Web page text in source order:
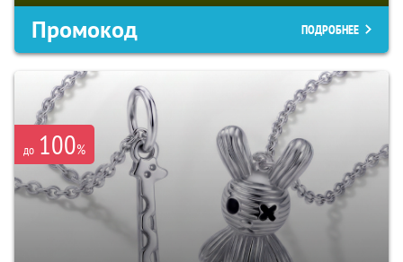
Промокод ПОДРОБНЕЕ
до 100%